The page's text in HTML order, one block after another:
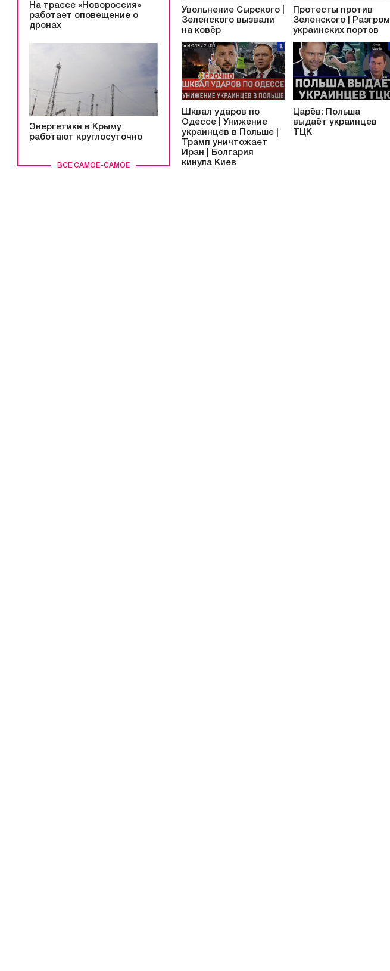
ВСЕ САМОЕ-САМОЕ
На трассе «Новороссия»
работает оповещение о
дронах
Энергетики в Крыму
работают круглосуточно
Увольнение Сырского |
Зеленского вызвали
на ковёр
Протесты против
Зеленского | Разгром
украинских портов
Шквал ударов по
Одессе | Унижение
украинцев в Польше |
Трамп уничтожает
Иран | Болгария
кинула Киев
Царёв: Польша
выдаёт украинцев
ТЦК